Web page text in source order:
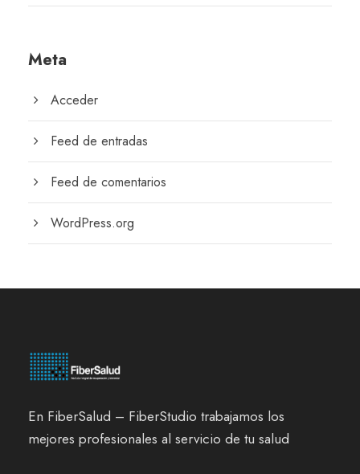
Meta
Acceder
Feed de entradas
Feed de comentarios
WordPress.org
En FiberSalud – FiberStudio trabajamos los
mejores profesionales al servicio de tu salud